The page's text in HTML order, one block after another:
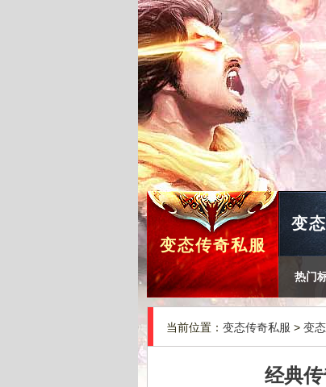
变态传奇私服
变
热门
当前位置： 变态传奇私服 > 变
经典